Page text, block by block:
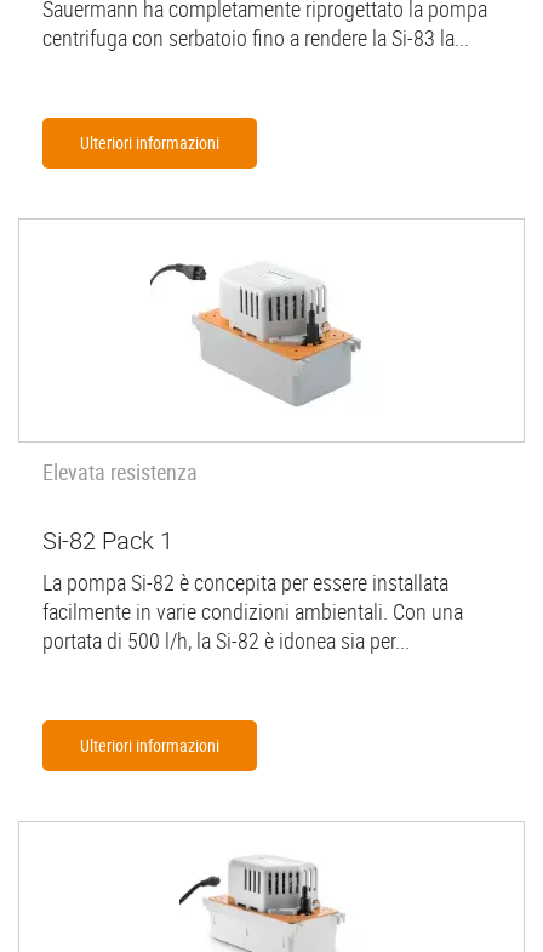
Sauermann ha completamente riprogettato la pompa
centrifuga con serbatoio fino a rendere la Si-83 la...
Ulteriori informazioni
Elevata resistenza
Si-82 Pack 1
La pompa Si-82 è concepita per essere installata
facilmente in varie condizioni ambientali. Con una
portata di 500 l/h, la Si-82 è idonea sia per...
Ulteriori informazioni